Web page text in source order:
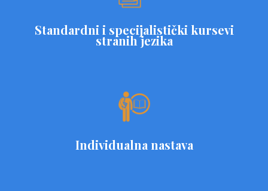
Standardni i specijalistički kursevi
stranih jezika
Individualna nastava